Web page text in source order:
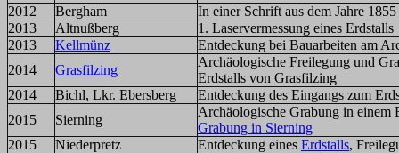
2012
Bergham
In einer Schrift aus dem Jahre
2013
Altnußberg
1. Laservermessung eines Erdstalls
2013
Kellmünz
Entdeckung bei Bauarbeiten am
2014
Grasfilzing
Archäologische Freilegung und
Erdstalls von Grasfilzing
2014
Bichl, Lkr. Ebersberg
Entdeckung des Eingangs zum
2015
Sierning
Archäologische Grabung in einem
Grabung in Sierning
2015
Niederpretz Entdeckung eines Erdstalls,